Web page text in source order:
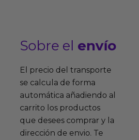
Sobre el envío
El precio del transporte
se calcula de forma
automática añadiendo al
carrito los productos
que desees comprar y la
dirección de envio. Te